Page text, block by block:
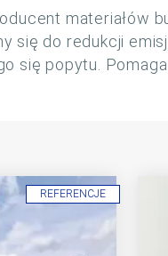
materiałów
się do redukcji
się popytu.
REFERENCJE